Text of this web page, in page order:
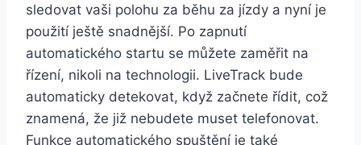
sledovat vaši polohu za běhu za jízdy a nyní je
použití ještě snadnější. Po zapnutí
automatického startu se můžete zaměřit na
řízení, nikoli na technologii. LiveTrack bude
automaticky detekovat, když začnete řídit, což
znamená, že již nebudete muset telefonovat.
Funkce automatického spuštění je také